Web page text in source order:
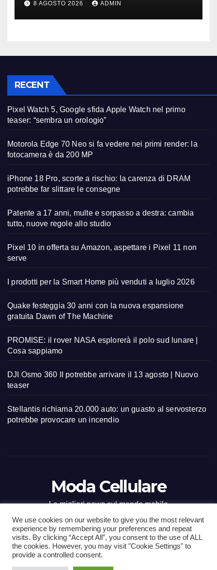
studio
8 AGOSTO 2026 ADMIN
RECENT
Pixel Watch 5, Google sfida Apple Watch nel primo
teaser: “sembra un orologio”
Motorola Edge 70 Neo si fa vedere nei primi render: la
fotocamera è da 200 MP
iPhone 18 Pro, scorte a rischio: la carenza di DRAM
potrebbe far slittare le consegne
Patente a 17 anni, multe e sorpasso a destra: cambia
tutto, nuove regole allo studio
Pixel 10 in offerta su Amazon, aspettare i Pixel 11 non
serve
I prodotti per la Smart Home più venduti a luglio 2026
Quake festeggia 30 anni con la nuova espansione
gratuita Dawn of The Machine
PROMISE: il rover NASA esplorerà il polo sud lunare |
Cosa sappiamo
DJI Osmo 360 II potrebbe arrivare il 13 agosto | Nuovo
teaser
Stellantis richiama 20.000 auto: un guasto al servosterzo
potrebbe provocare un incendio
Moda Cellulare
Le migliori news sul mondo mobile
Proudly powered by WordPress| Tema: Newsup diThemeansar
We use cookies on our website to give you the most relevant
experience by remembering your preferences and repeat
visits. By clicking “Accept All”, you consent to the use of ALL
the cookies. However, you may visit "Cookie Settings" to
provide a controlled consent.